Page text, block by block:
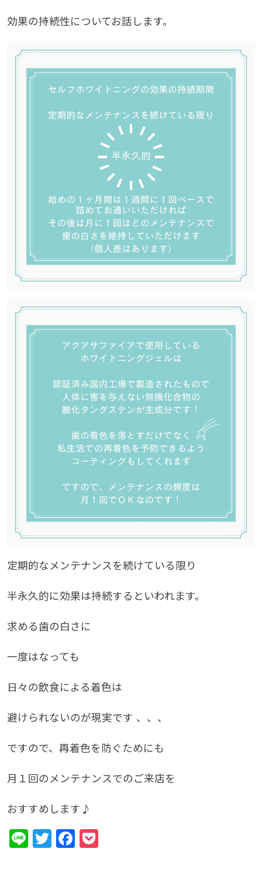
効果の持続性についてお話します。
定期的なメンテナンスを続けている限り
半永久的に効果は持続するといわれます。
求める歯の白さに
一度はなっても
日々の飲食による着色は
避けられないのが現実です 、、、
ですので、再着色を防ぐためにも
月１回のメンテナンスでのご来店を
おすすめします♪
LineTwitterFacebook